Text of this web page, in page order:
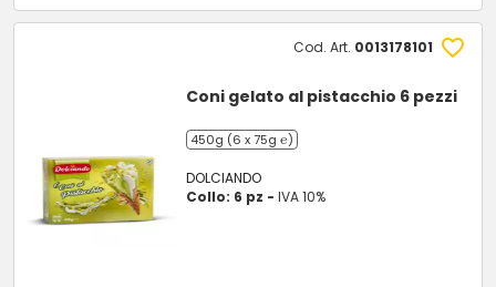
Cod. Art. 0013178101
Coni gelato al pistacchio 6 pezzi
450g (6 x 75g ℮)
DOLCIANDO
Collo: 6 pz -IVA 10%